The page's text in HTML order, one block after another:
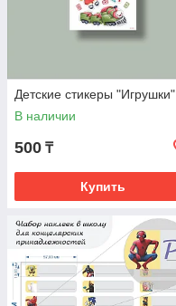
Детские стикеры "Игрушки"
В наличии
500 ₸
Купить